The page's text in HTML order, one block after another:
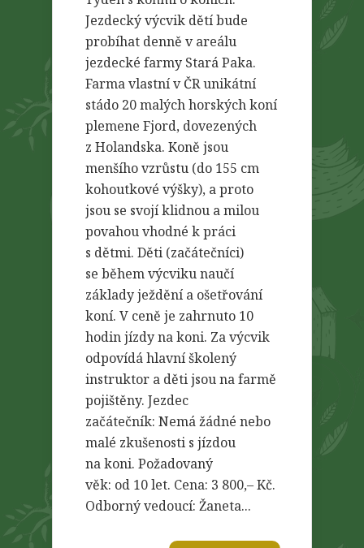
Jezdecký výcvik dětí bude
probíhat denně v areálu
jezdecké farmy Stará Paka.
Farma vlastní v ČR unikátní
stádo 20 malých horských koní
plemene Fjord, dovezených
z Holandska. Koně jsou
menšího vzrůstu (do 155 cm
kohoutkové výšky), a proto
jsou se svojí klidnou a milou
povahou vhodné k práci
s dětmi. Děti (začátečníci)
se během výcviku naučí
základy ježdění a ošetřování
koní. V ceně je zahrnuto 10
hodin jízdy na koni. Za výcvik
odpovídá hlavní školený
instruktor a děti jsou na farmě
pojištěny. Jezdec
začátečník: Nemá žádné nebo
malé zkušenosti s jízdou
na koni. Požadovaný
věk: od 10 let. Cena: 3 800,– Kč.
Odborný vedoucí: Žaneta...